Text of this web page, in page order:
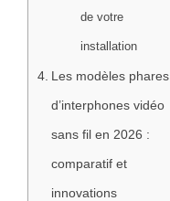
de votre
installation
Les modèles phares
d’interphones vidéo
sans fil en 2026 :
comparatif et
innovations